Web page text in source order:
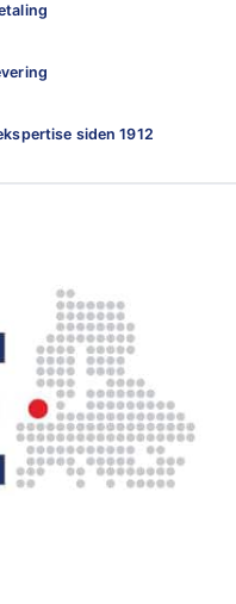
siden 1912